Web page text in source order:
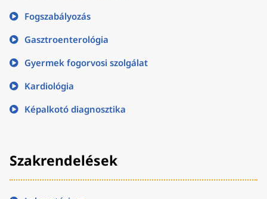
Fogszabályozás
Gasztroenterológia
Gyermek fogorvosi szolgálat
Kardiológia
Képalkotó diagnosztika
Szakrendelések